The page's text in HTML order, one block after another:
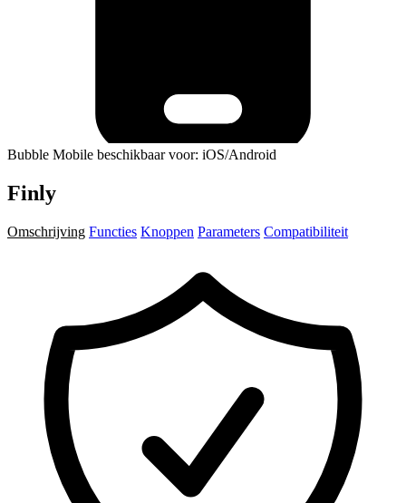
Bubble Mobile beschikbaar voor: iOS/Android
Finly
Omschrijving Functies Knoppen Parameters Compatibiliteit